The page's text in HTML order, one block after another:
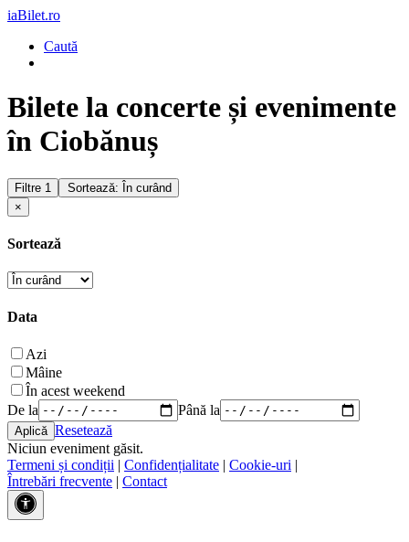
iaBilet.ro
Caută
Bilete la concerte și evenimente
în Ciobănuș
Filtre 1
Sortează: În curând
×
Sortează
Data
Azi
Mâine
În acest weekend
De la
Până la
Resetează
Niciun eveniment găsit.
Termeni și condiții | Confidențialitate | Cookie-uri |
Întrebări frecvente | Contact